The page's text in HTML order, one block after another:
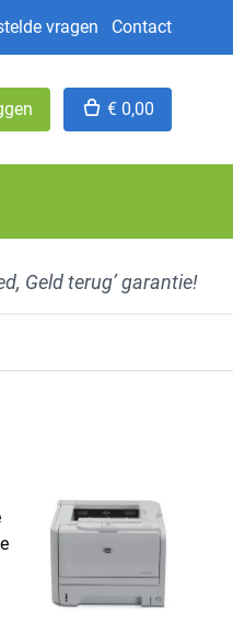
vragen Contact
€ 0,00
Geld terug’ garantie!